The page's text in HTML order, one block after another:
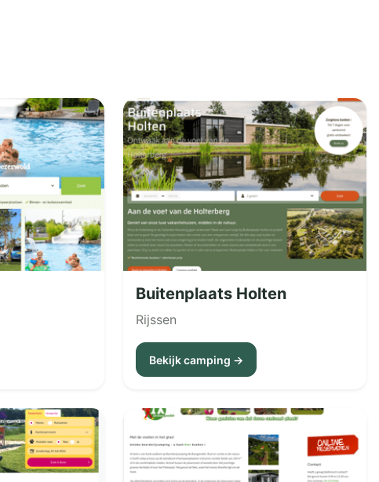
Buitenplaats Holten
Rijssen
Bekijk camping →